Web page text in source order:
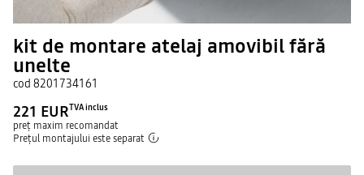
kit de montare atelaj amovibil fără
unelte
cod 8201734161
221 EURTVA inclus
preț maxim recomandat
Prețul montajului este separat